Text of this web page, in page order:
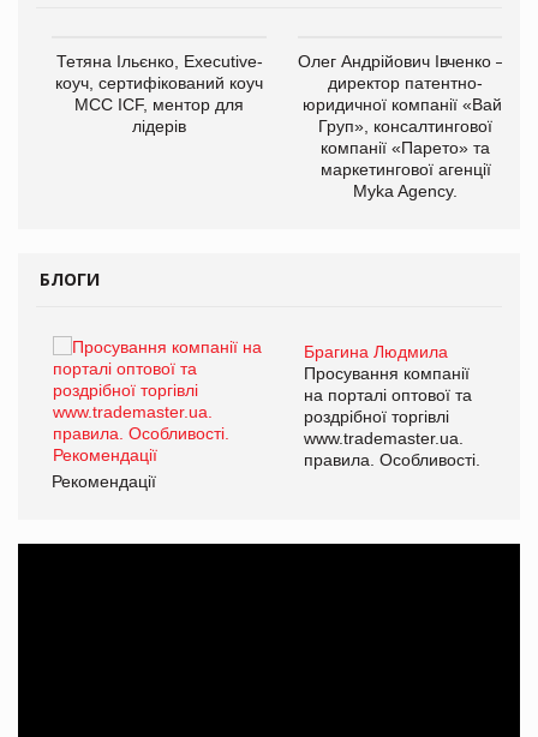
Тетяна Ільєнко, Executive-
коуч, сертифікований коуч
МСС ICF, ментор для
лідерів
Олег Андрійович Івченко —
директор патентно-
юридичної компанії «Вайз
Груп», консалтингової
компанії «Парето» та
маркетингової агенції
Myka Agency.
БЛОГИ
Брагина Людмила
Просування компанії
на порталі оптової та
роздрібної торгівлі
www.trademaster.ua.
правила. Особливості.
Рекомендації